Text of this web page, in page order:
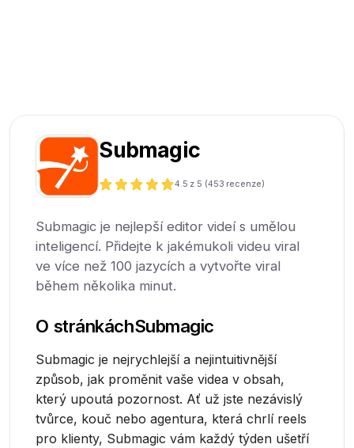
Submagic
4.5 z 5 (453 recenze)
Submagic je nejlepší editor videí s umělou
inteligencí. Přidejte k jakémukoli videu viral
ve více než 100 jazycích a vytvořte viral
během několika minut.
O stránkáchSubmagic
Submagic je nejrychlejší a nejintuitivnější
způsob, jak proměnit vaše videa v obsah,
který upoutá pozornost. Ať už jste nezávislý
tvůrce, kouč nebo agentura, která chrlí reels
pro klienty, Submagic vám každý týden ušetří